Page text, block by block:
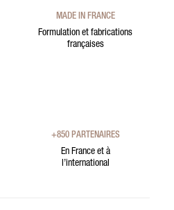
MADE IN FRANCE
Formulation et fabrications
françaises
+850 PARTENAIRES
En France et à
l’international